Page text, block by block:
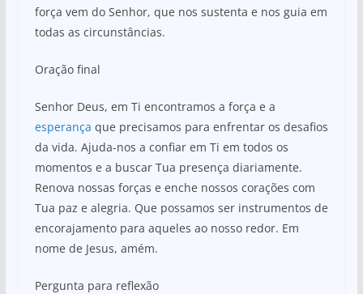
força vem do Senhor, que nos sustenta e nos guia em
todas as circunstâncias.
Oração final
Senhor Deus, em Ti encontramos a força e a
esperança que precisamos para enfrentar os desafios
da vida. Ajuda-nos a confiar em Ti em todos os
momentos e a buscar Tua presença diariamente.
Renova nossas forças e enche nossos corações com
Tua paz e alegria. Que possamos ser instrumentos de
encorajamento para aqueles ao nosso redor. Em
nome de Jesus, amém.
Pergunta para reflexão